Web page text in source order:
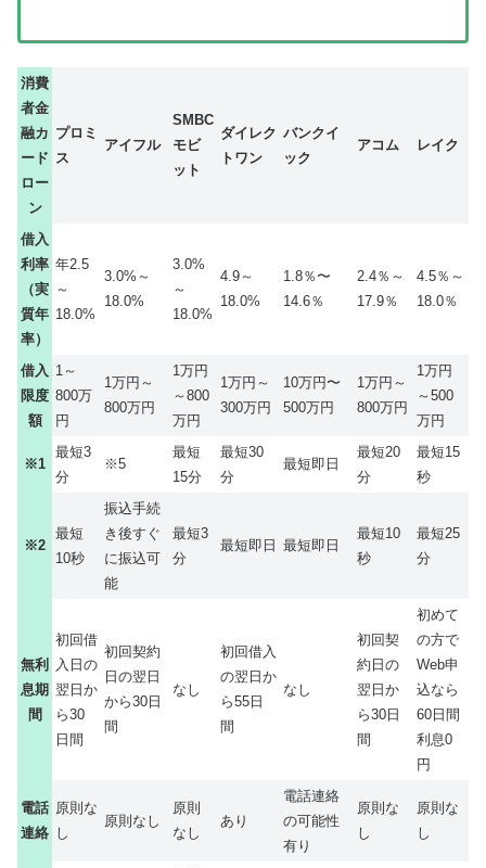
消費
者金
融カ
ード
ロー
ン
プロミ
ス
アイフル
SMBC
モビ
ット
ダイレク
トワン
バンクイ
ック
アコム レイク
借入
利率
（実
質年
率）
年2.5
～
18.0%
3.0%～
18.0%
3.0%
～
18.0%
4.9～
18.0%
1.8％〜
14.6％
2.4％～
17.9％
4.5％～
18.0％
借入
限度
額
1～
800万
円
1万円～
800万円
1万円
～800
万円
1万円～
300万円
10万円〜
500万円
1万円～
800万円
1万円
～500
万円
※1
最短3
分
※5
最短
15分
最短30
分
最短即日
最短20
分
最短15
秒
※2
最短
10秒
振込手続
き後すぐ
に振込可
能
最短3
分
最短即日 最短即日
最短10
秒
最短25
分
無利
息期
間
初回借
入日の
翌日か
ら30
日間
初回契約
日の翌日
から30日
間
なし
初回借入
の翌日か
ら55日
間
なし
初回契
約日の
翌日か
ら30日
間
初めて
の方で
Web申
込なら
60日間
利息0
円
電話
連絡
原則な
し
原則なし
原則
なし
あり
電話連絡
の可能性
有り
原則な
し
原則な
し